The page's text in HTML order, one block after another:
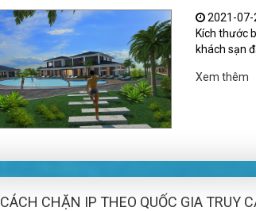
2021-07-
Kích thước
khách sạn
Xem thêm
CÁCH CHẶN IP THEO QUỐC GIA TRUY